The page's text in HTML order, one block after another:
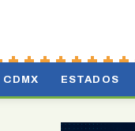
CDMX ESTADOS